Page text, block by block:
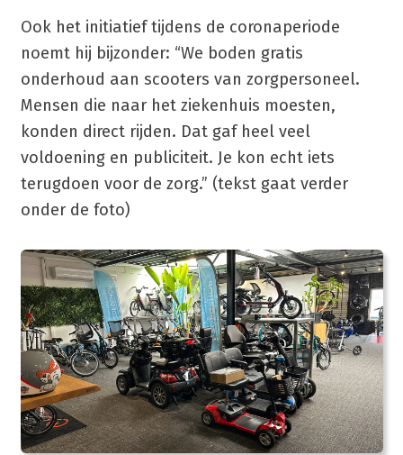
Ook het initiatief tijdens de coronaperiode
noemt hij bijzonder: “We boden gratis
onderhoud aan scooters van zorgpersoneel.
Mensen die naar het ziekenhuis moesten,
konden direct rijden. Dat gaf heel veel
voldoening en publiciteit. Je kon echt iets
terugdoen voor de zorg.” (tekst gaat verder
onder de foto)